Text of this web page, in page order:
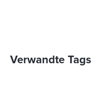
Verwandte Tags